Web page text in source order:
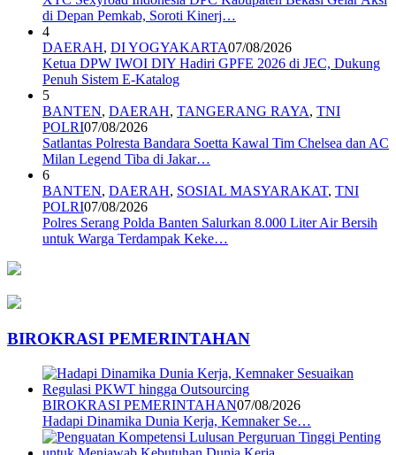
di Depan Pemkab, Soroti Kinerj…
4
DAERAH, DI YOGYAKARTA07/08/2026
Ketua DPW IWOI DIY Hadiri GPFE 2026 di JEC, Dukung
Penuh Sistem E-Katalog
5
BANTEN, DAERAH, TANGERANG RAYA, TNI
POLRI07/08/2026
Satlantas Polresta Bandara Soetta Kawal Tim Chelsea dan AC
Milan Legend Tiba di Jakar…
6
BANTEN, DAERAH, SOSIAL MASYARAKAT, TNI
POLRI07/08/2026
Polres Serang Polda Banten Salurkan 8.000 Liter Air Bersih
untuk Warga Terdampak Keke…
BIROKRASI PEMERINTAHAN
BIROKRASI PEMERINTAHAN07/08/2026
Hadapi Dinamika Dunia Kerja, Kemnaker Se…